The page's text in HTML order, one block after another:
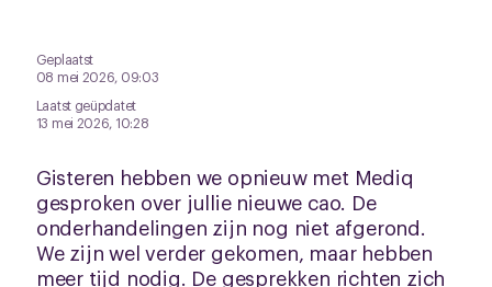
Geplaatst
08 mei 2026, 09:03
Laatst geüpdatet
13 mei 2026, 10:28
Gisteren hebben we opnieuw met Mediq
gesproken over jullie nieuwe cao. De
onderhandelingen zijn nog niet afgerond.
We zijn wel verder gekomen, maar hebben
meer tijd nodig. De gesprekken richten zich